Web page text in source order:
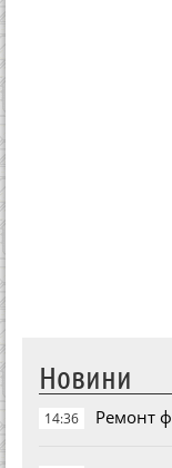
Новини
14:36 Ремонт